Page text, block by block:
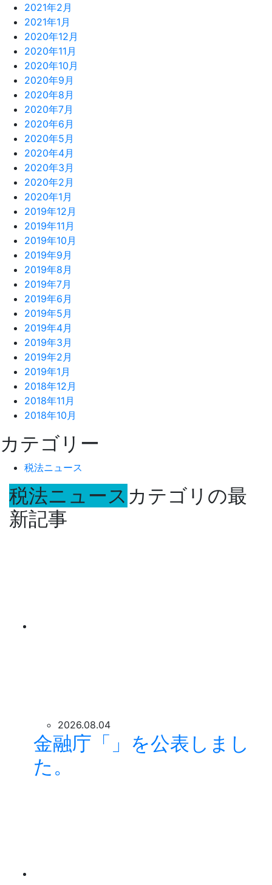
2021年2月
2021年1月
2020年12月
2020年11月
2020年10月
2020年9月
2020年8月
2020年7月
2020年6月
2020年5月
2020年4月
2020年3月
2020年2月
2020年1月
2019年12月
2019年11月
2019年10月
2019年9月
2019年8月
2019年7月
2019年6月
2019年5月
2019年4月
2019年3月
2019年2月
2019年1月
2018年12月
2018年11月
2018年10月
カテゴリー
税法ニュース
税法ニュース カテゴリの最
新記事
2026.08.04
金融庁「」を公表しまし
た。